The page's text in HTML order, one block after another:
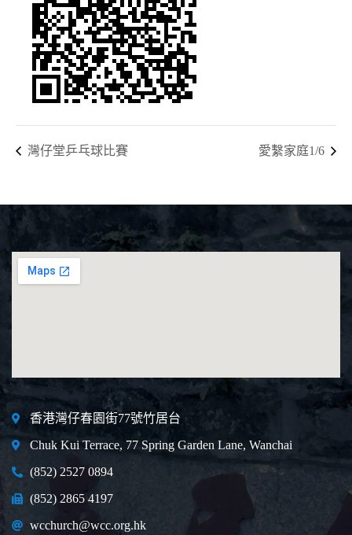
灣仔堂乒乓球比賽 愛繫家庭1/6
香港灣仔春園街77號竹居台
Chuk Kui Terrace, 77 Spring Garden Lane, Wanchai
(852) 2527 0894
(852) 2865 4197
wcchurch@wcc.org.hk